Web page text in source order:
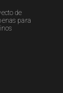
de
para